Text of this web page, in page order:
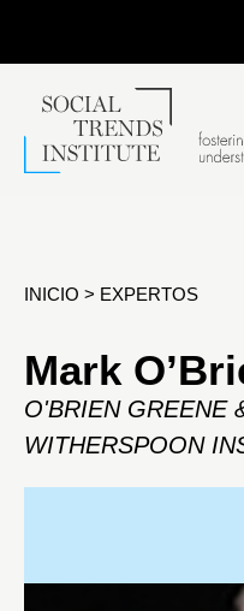
INICIO > EXPERTOS
Mark
O'BRIEN GREENE
WITHERSPOON